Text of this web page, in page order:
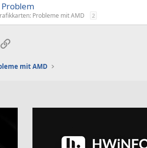
Problem
Probleme mit AMD 2
Link
mit AMD